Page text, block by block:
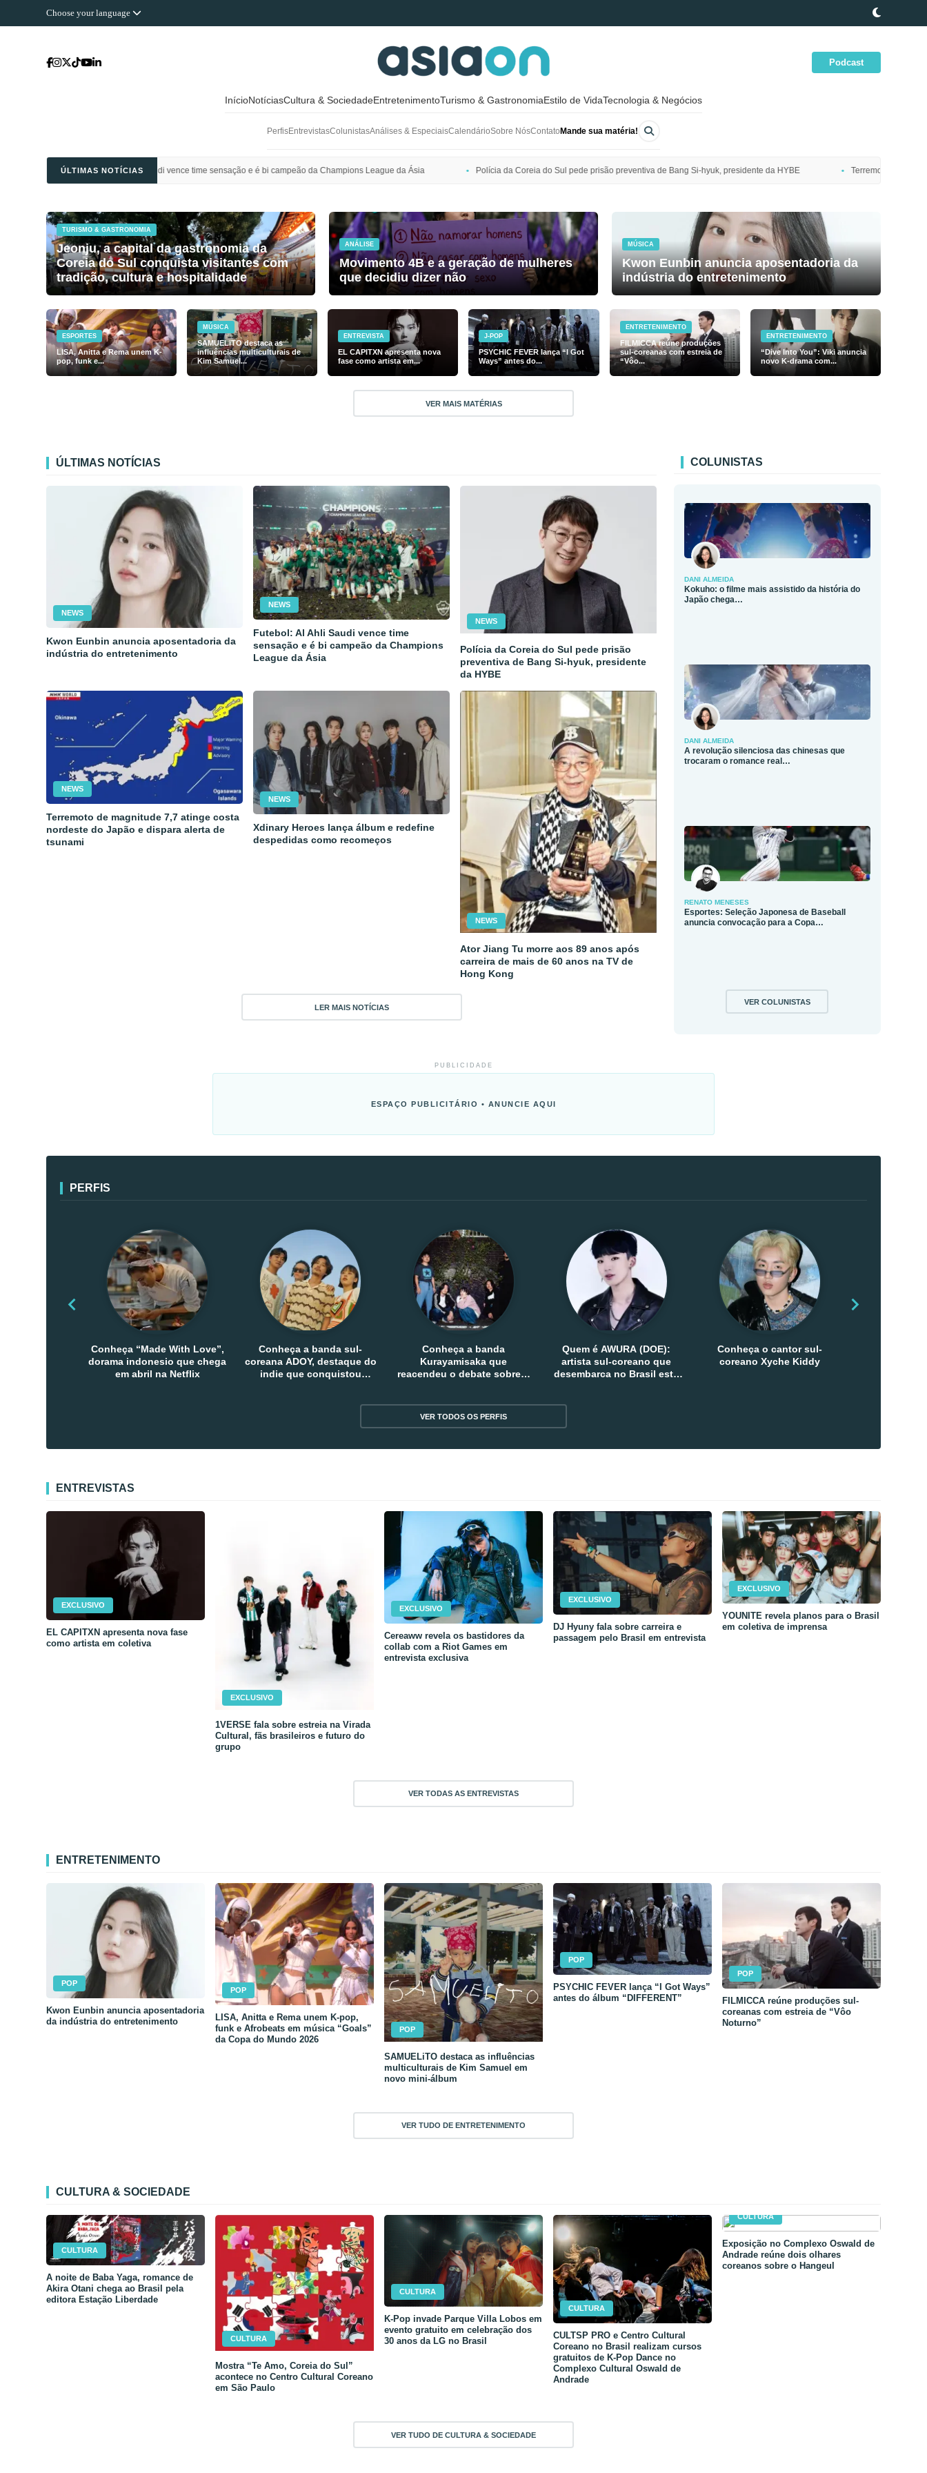
Choose your language
Podcast
InícioNotíciasCultura & SociedadeEntretenimentoTurismo & GastronomiaEstilo de VidaTecnologia & Negócios
PerfisEntrevistasColunistasAnálises & EspeciaisCalendárioSobre NósContato Mande sua matéria!
ÚLTIMAS NOTÍCIAS
Saudi vence time sensação e é bi campeão da Champions League da Ásia Polícia da Coreia do Sul pede prisão preventiva de Bang Si-hyuk, presidente da HYBE Terremoto de magnitude 7,7 atinge costa nordeste do
TURISMO & GASTRONOMIA
Jeonju, a capital da gastronomia da
Coreia do Sul conquista visitantes com
tradição, cultura e hospitalidade
ANÁLISE
Movimento 4B e a geração de mulheres
que decidiu dizer não
MÚSICA
Kwon Eunbin anuncia aposentadoria da
indústria do entretenimento
ESPORTES
LISA, Anitta e Rema unem K-
pop, funk e...
MÚSICA
SAMUELiTO destaca as
influências multiculturais de
Kim Samuel...
ENTREVISTA
EL CAPITXN apresenta nova
fase como artista em...
J-POP
PSYCHIC FEVER lança “I Got
Ways” antes do...
ENTRETENIMENTO
FILMICCA reúne produções
sul-coreanas com estreia de
“Vôo...
ENTRETENIMENTO
“Dive Into You”: Viki anuncia
novo K-drama com...
VER MAIS MATÉRIAS
ÚLTIMAS NOTÍCIAS
NEWS
Kwon Eunbin anuncia aposentadoria da
indústria do entretenimento
NEWS
Futebol: Al Ahli Saudi vence time
sensação e é bi campeão da Champions
League da Ásia
NEWS
Polícia da Coreia do Sul pede prisão
preventiva de Bang Si-hyuk, presidente
da HYBE
NEWS
Terremoto de magnitude 7,7 atinge costa
nordeste do Japão e dispara alerta de
tsunami
NEWS
Xdinary Heroes lança álbum e redefine
despedidas como recomeços
NEWS
Ator Jiang Tu morre aos 89 anos após
carreira de mais de 60 anos na TV de
Hong Kong
LER MAIS NOTÍCIAS
COLUNISTAS
DANI ALMEIDA
Kokuho: o filme mais assistido da história do
Japão chega…
DANI ALMEIDA
A revolução silenciosa das chinesas que
trocaram o romance real…
RENATO MENESES
Esportes: Seleção Japonesa de Baseball
anuncia convocação para a Copa…
VER COLUNISTAS
PUBLICIDADE
ESPAÇO PUBLICITÁRIO • ANUNCIE AQUI
PERFIS
Conheça “Made With Love”,
dorama indonesio que chega
em abril na Netflix
Conheça a banda sul-
coreana ADOY, destaque do
indie que conquistou
Conheça a banda
Kurayamisaka que
reacendeu o debate sobre o
Quem é AWURA (DOE):
artista sul-coreano que
desembarca no Brasil esta
Conheça o cantor sul-
coreano Xyche Kiddy
VER TODOS OS PERFIS
ENTREVISTAS
EXCLUSIVO
EL CAPITXN apresenta nova fase
como artista em coletiva
EXCLUSIVO
1VERSE fala sobre estreia na Virada
Cultural, fãs brasileiros e futuro do
grupo
EXCLUSIVO
Cereaww revela os bastidores da
collab com a Riot Games em
entrevista exclusiva
EXCLUSIVO
DJ Hyuny fala sobre carreira e
passagem pelo Brasil em entrevista
EXCLUSIVO
YOUNITE revela planos para o Brasil
em coletiva de imprensa
VER TODAS AS ENTREVISTAS
ENTRETENIMENTO
POP
Kwon Eunbin anuncia aposentadoria
da indústria do entretenimento
POP
LISA, Anitta e Rema unem K-pop,
funk e Afrobeats em música “Goals”
da Copa do Mundo 2026
POP
SAMUELiTO destaca as influências
multiculturais de Kim Samuel em
novo mini-álbum
POP
PSYCHIC FEVER lança “I Got Ways”
antes do álbum “DIFFERENT”
POP
FILMICCA reúne produções sul-
coreanas com estreia de “Vôo
Noturno”
VER TUDO DE ENTRETENIMENTO
CULTURA & SOCIEDADE
CULTURA
A noite de Baba Yaga, romance de
Akira Otani chega ao Brasil pela
editora Estação Liberdade
CULTURA
Mostra “Te Amo, Coreia do Sul”
acontece no Centro Cultural Coreano
em São Paulo
CULTURA
K-Pop invade Parque Villa Lobos em
evento gratuito em celebração dos
30 anos da LG no Brasil
CULTURA
CULTSP PRO e Centro Cultural
Coreano no Brasil realizam cursos
gratuitos de K-Pop Dance no
Complexo Cultural Oswald de
Andrade
CULTURA
Exposição no Complexo Oswald de
Andrade reúne dois olhares
coreanos sobre o Hangeul
VER TUDO DE CULTURA & SOCIEDADE